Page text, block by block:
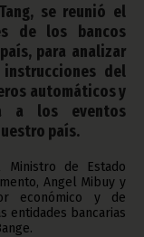
se reunió el
de los bancos
para analizar
del
automáticos y
a los eventos
país.
de Estado
Angel Mibuy y
económico y de
entidades bancarias